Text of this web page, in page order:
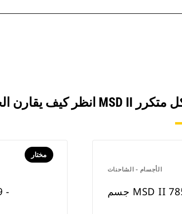
مختار
الجسم MSD II ‏- 789
الأجسام - الشاحنات